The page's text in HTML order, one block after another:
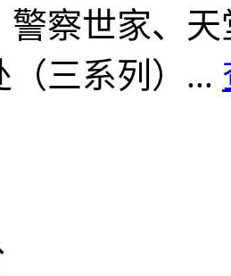
警察世家、
（三系列）...